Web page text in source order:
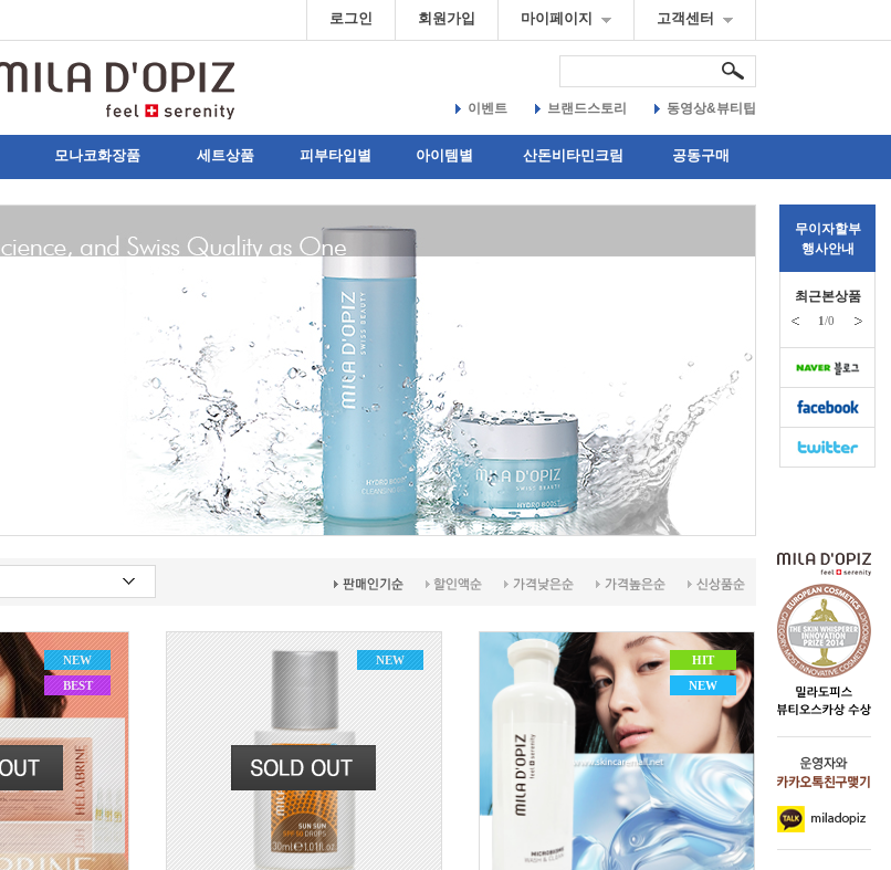
로그인 회원가입 마이페이지 고객센터
이벤트 브랜드스토리 동영상&뷰티팁
모나코화장품 세트상품 피부타입별 아이템별 산돈비타민크림 공동구매
무이자할부
행사안내
최근본상품
1/0
NEW
BEST
NEW
HIT
NEW